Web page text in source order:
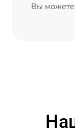
Вы можете